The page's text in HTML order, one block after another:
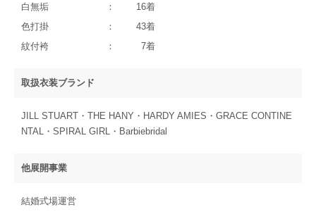
白無垢
16着
色打掛
43着
紋付袴
7着
取扱衣装ブランド
JILL STUART・THE HANY・HARDY AMIES・GRACE CONTINE
NTAL・SPIRAL GIRL・Barbiebridal
他展開事業
結婚式場運営